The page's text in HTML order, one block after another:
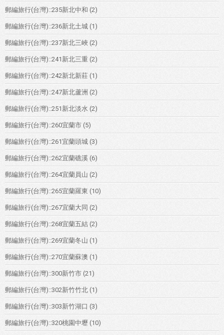
郵編旅行(台灣)::235新北中和 (2)
郵編旅行(台灣)::236新北土城 (1)
郵編旅行(台灣)::237新北三峽 (2)
郵編旅行(台灣)::241新北三重 (2)
郵編旅行(台灣)::242新北新莊 (1)
郵編旅行(台灣)::247新北蘆洲 (2)
郵編旅行(台灣)::251新北淡水 (2)
郵編旅行(台灣)::260宜蘭市 (5)
郵編旅行(台灣)::261宜蘭頭城 (3)
郵編旅行(台灣)::262宜蘭礁溪 (6)
郵編旅行(台灣)::264宜蘭員山 (2)
郵編旅行(台灣)::265宜蘭羅東 (10)
郵編旅行(台灣)::267宜蘭大同 (2)
郵編旅行(台灣)::268宜蘭五結 (2)
郵編旅行(台灣)::269宜蘭冬山 (1)
郵編旅行(台灣)::270宜蘭蘇澳 (1)
郵編旅行(台灣)::300新竹市 (21)
郵編旅行(台灣)::302新竹竹北 (1)
郵編旅行(台灣)::303新竹湖口 (3)
郵編旅行(台灣)::320桃園中壢 (10)